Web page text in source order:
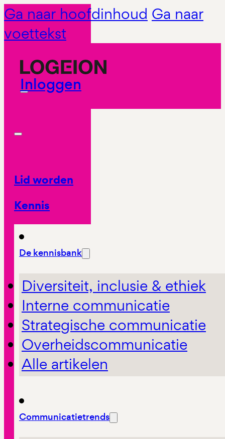
Ga naar hoofdinhoud Ga naar
voettekst
Inloggen
Lid worden
Kennis
De kennisbank
Diversiteit, inclusie & ethiek
Interne communicatie
Strategische communicatie
Overheidscommunicatie
Alle artikelen
Communicatietrends